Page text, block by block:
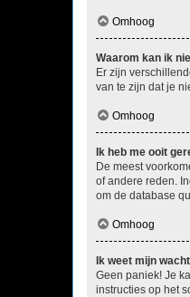
Omhoog
Waarom kan ik
Er zijn
van te zijn dat je
Omhoog
Ik heb me ooit
De meest
of andere reden.
om de database
Omhoog
Ik weet mijn
Geen paniek! Je
instructies op het